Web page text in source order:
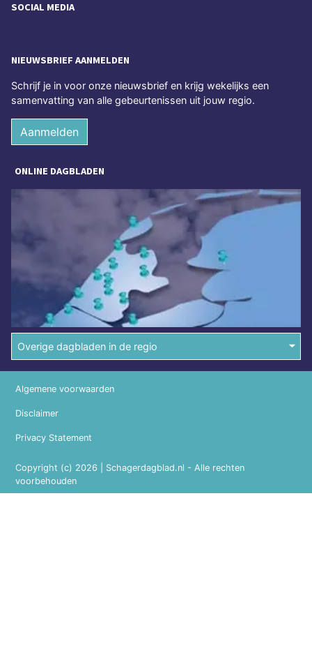
SOCIAL MEDIA
NIEUWSBRIEF AANMELDEN
Schrijf je in voor onze nieuwsbrief en krijg wekelijks een
samenvatting van alle gebeurtenissen uit jouw regio.
Aanmelden
ONLINE DAGBLADEN
Overige dagbladen in de regio
Copyright (c) 2026 | Schagerdagblad.nl - Alle rechten
voorbehouden
Algemene voorwaarden
Disclaimer
Privacy Statement